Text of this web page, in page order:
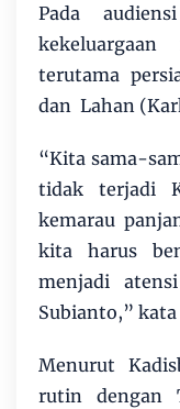
Pada
terutama
dan Lahan
“Kita sama-
tidak terjadi
kemarau
kita harus
menjadi
Subianto,”
Menurut
rutin dengan